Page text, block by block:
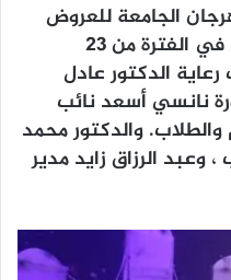
الجامعة للعروض
المسرحية للكليات الذي يعقد في الفترة من 23
، تحت رعاية الدكتور عادل
نانسي أسعد نائب
والدكتور محمد
وعبد الرزاق زايد مدير